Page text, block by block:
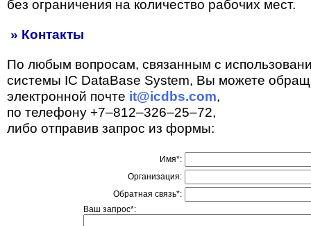
без ограничения на количество рабочих мест.
» Контакты
По любым вопросам, связанным с
системы IC DataBase System, Вы можете
электронной почте it@icdbs.com,
по телефону +7–812–326–25–72,
либо отправив запрос из формы:
Имя*:
Организация:
Обратная связь*:
Ваш запрос*: